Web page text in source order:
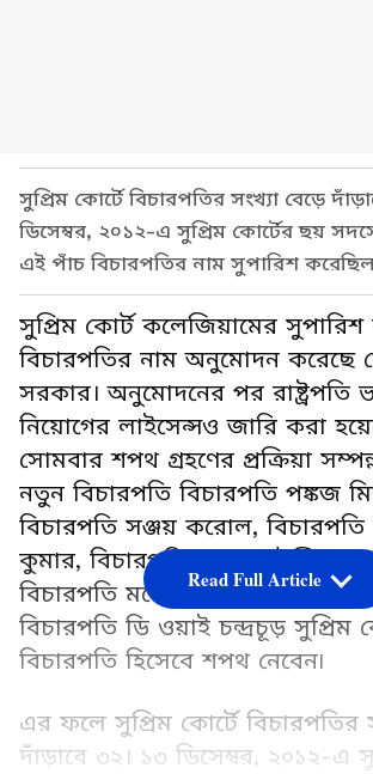
সুপ্রিম কোর্টে বিচারপতির সংখ্যা বেড়ে
ডিসেম্বর, ২০১২-এ সুপ্রিম কোর্টের ছয়
এই পাঁচ বিচারপতির নাম সুপারিশ
সুপ্রিম কোর্ট কলেজিয়ামের
বিচারপতির নাম অনুমোদন করেছে
সরকার। অনুমোদনের পর রাষ্ট্রপতি
নিয়োগের লাইসেন্সও জারি করা
সোমবার শপথ গ্রহণের প্রক্রিয়া
নতুন বিচারপতি বিচারপতি পঙ্কজ
বিচারপতি সঞ্জয় করোল, বিচারপতি
কুমার, বিচারপতি আহসানউদ্দিন
বিচারপতি মনোজ মিশ্র সোমবার
বিচারপতি ডি ওয়াই চন্দ্রচূড় সুপ্রিম
বিচারপতি হিসেবে শপথ নেবেন৷
এর ফলে সুপ্রিম কোর্টে বিচারপতির
দাঁড়াবে ৩২। ১৩ ডিসেম্বর, ২০১২-এ
Read Full Article